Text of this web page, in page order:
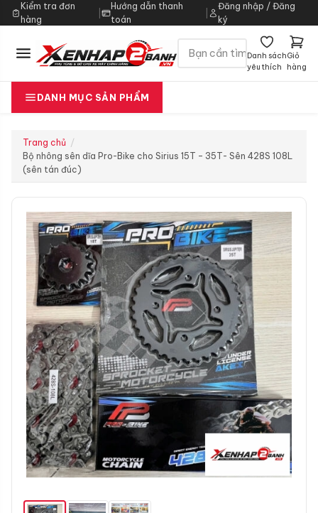
Kiểm tra đơn
hàng
|
Hướng dẫn thanh
toán
Đăng nhập / Đăng
ký
Danh sách
yêu thích
Giỏ
hàng
DANH MỤC SẢN PHẨM
Trang chủ
Bộ nhông sên dĩa Pro-Bike cho Sirius 15T – 35T- Sên 428S 108L
(sên tán đúc)